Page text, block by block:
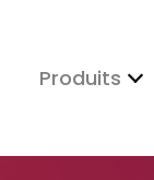
Produits